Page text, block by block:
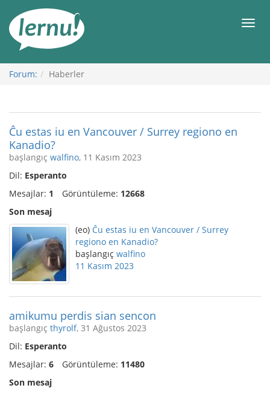
Görüntüleme
Forum: Haberler
Ĉu estas iu en Vancouver / Surrey regiono en
Kanadio?
başlangıç walfino, 11 Kasım 2023
Dil: Esperanto
Mesajlar: 1 Görüntüleme: 12668
Son mesaj
(eo) Ĉu estas iu en Vancouver / Surrey
regiono en Kanadio?
başlangıç walfino
11 Kasım 2023
amikumu perdis sian sencon
başlangıç thyrolf, 31 Ağustos 2023
Dil: Esperanto
Mesajlar: 6 Görüntüleme: 11480
Son mesaj